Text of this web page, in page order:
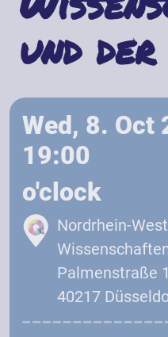
und
Wed, 8. Oct
19:00
o'clock
Nordrhein-
Palmenstraße
40217